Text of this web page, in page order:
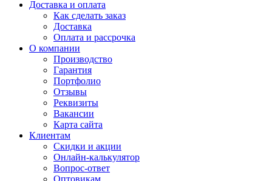
Доставка и оплата
Как сделать заказ
Доставка
Оплата и рассрочка
О компании
Производство
Гарантия
Портфолио
Отзывы
Реквизиты
Вакансии
Карта сайта
Клиентам
Скидки и акции
Онлайн-калькулятор
Вопрос-ответ
Оптовикам